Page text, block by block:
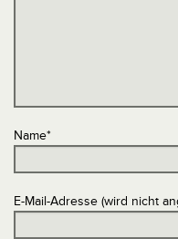
Name*
E-Mail-Adresse (wird nicht